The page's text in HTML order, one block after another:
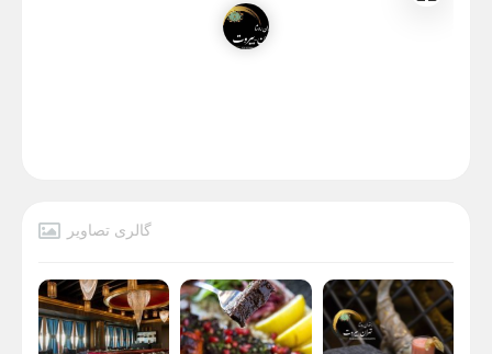
گالری تصاویر